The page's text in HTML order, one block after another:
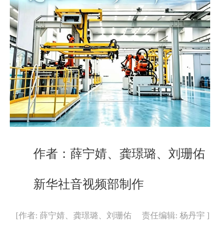
作者：薛宁婧、龚璟璐、刘珊佑
新华社音视频部制作
[作者: 薛宁婧、龚璟璐、刘珊佑 责任编辑: 杨丹宇 ]